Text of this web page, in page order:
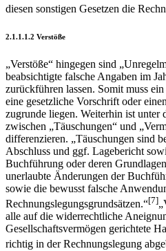
diesen sonstigen Gesetzen die
2.1.1.1.2 Verstöße
„Verstöße“ hingegen sind
beabsichtigte falsche Angaben im
zurückführen lassen. Somit muss
eine gesetzliche Vorschrift oder
zugrunde liegen. Weiterhin ist unter
zwischen „Täuschungen“ und
differenzieren. „Täuschungen sind
Abschluss und ggf. Lagebericht
Buchführung oder deren
unerlaubte Änderungen der
sowie die bewusst falsche
Rechnungslegungsgrundsätzen.“[7]
alle auf die widerrechtliche
Gesellschafts­vermögen gerichtete
richtig in der Rechnungslegung